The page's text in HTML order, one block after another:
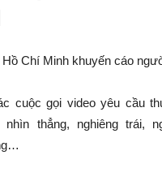
Chí Minh khuyến cáo
cuộc gọi video yêu cầu
thẳng, nghiêng trái,